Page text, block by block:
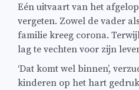
Eén uitvaart van het
vergeten. Zowel de vader
familie kreeg corona.
lag te vechten voor zijn
‘Dat komt wel binnen’,
kinderen op het hart